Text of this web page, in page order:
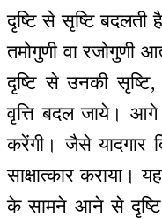
दृष्टि से सृष्टि
तमोगुणी वा रजोगुणी
दृष्टि से उनकी
वृत्ति बदल जाये।
करेंगी। जैसे यादगार
साक्षात्कार कराया।
के सामने आने से दृष्टि